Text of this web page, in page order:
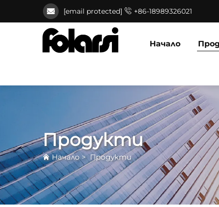
[email protected] +86-18989326021
Начало
Продукти
Начало> Продукти